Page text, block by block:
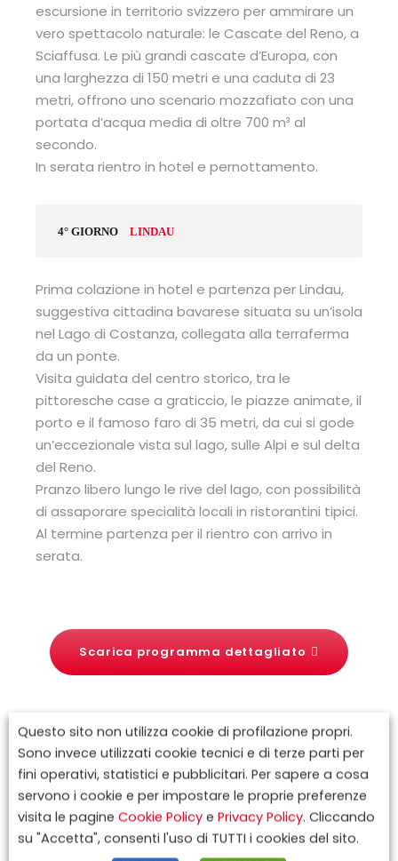
escursione in territorio svizzero per ammirare un
vero spettacolo naturale: le Cascate del Reno, a
Sciaffusa. Le più grandi cascate d’Europa, con
una larghezza di 150 metri e una caduta di 23
metri, offrono uno scenario mozzafiato con una
portata d’acqua media di oltre 700 m³ al
secondo.
In serata rientro in hotel e pernottamento.
4° GIORNO LINDAU
Prima colazione in hotel e partenza per Lindau,
suggestiva cittadina bavarese situata su un’isola
nel Lago di Costanza, collegata alla terraferma
da un ponte.
Visita guidata del centro storico, tra le
pittoresche case a graticcio, le piazze animate, il
porto e il famoso faro di 35 metri, da cui si gode
un’eccezionale vista sul lago, sulle Alpi e sul delta
del Reno.
Pranzo libero lungo le rive del lago, con possibilità
di assaporare specialità locali in ristorantini tipici.
Al termine partenza per il rientro con arrivo in
serata.
Scarica programma dettagliato
Quote
Questo sito non utilizza cookie di profilazione propri.
Sono invece utilizzati cookie tecnici e di terze parti per
fini operativi, statistici e pubblicitari. Per sapere a cosa
servono i cookie e per impostare le proprie preferenze
visita le pagine Cookie Policy e Privacy Policy. Cliccando
su "Accetta", consenti l'uso di TUTTI i cookies del sito.